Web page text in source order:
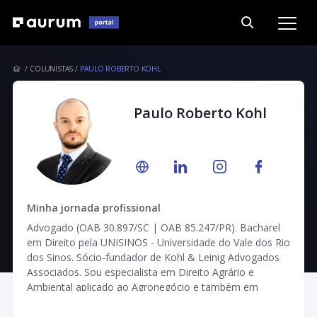
COLUNISTAS PAULO ROBERTO KOHL
Paulo Roberto Kohl
Minha jornada profissional
Advogado (OAB 30.897/SC | OAB 85.247/PR). Bacharel
em Direito pela UNISINOS - Universidade do Vale dos Rio
dos Sinos. Sócio-fundador de Kohl & Leinig Advogados
Associados. Sou especialista em Direito Agrário e
Ambiental aplicado ao Agronegócio e também em